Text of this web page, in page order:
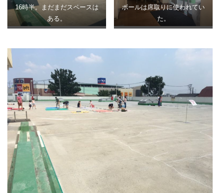
16時半。まだまだスペースは
ある。
ボールは席取りに使われてい
た。